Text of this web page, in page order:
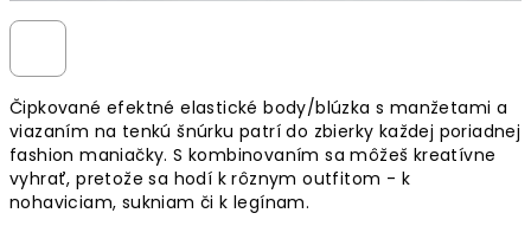
Čipkované efektné elastické body/blúzka s manžetami a
viazaním na tenkú šnúrku patrí do zbierky každej poriadnej
fashion maniačky. S kombinovaním sa môžeš kreatívne
vyhrať, pretože sa hodí k rôznym outfitom - k
nohaviciam, sukniam či k legínam.